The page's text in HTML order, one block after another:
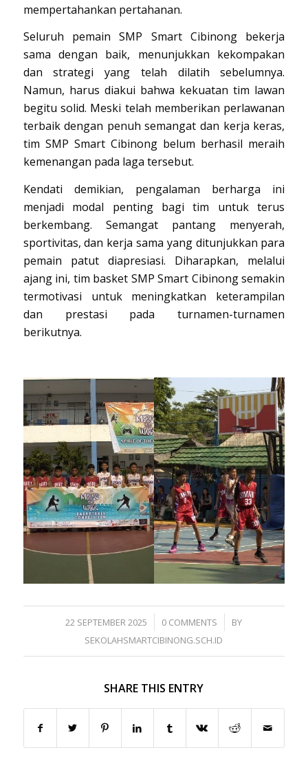
mempertahankan pertahanan.
Seluruh pemain SMP Smart Cibinong bekerja
sama dengan baik, menunjukkan kekompakan
dan strategi yang telah dilatih sebelumnya.
Namun, harus diakui bahwa kekuatan tim lawan
begitu solid. Meski telah memberikan perlawanan
terbaik dengan penuh semangat dan kerja keras,
tim SMP Smart Cibinong belum berhasil meraih
kemenangan pada laga tersebut.
Kendati demikian, pengalaman berharga ini
menjadi modal penting bagi tim untuk terus
berkembang. Semangat pantang menyerah,
sportivitas, dan kerja sama yang ditunjukkan para
pemain patut diapresiasi. Diharapkan, melalui
ajang ini, tim basket SMP Smart Cibinong semakin
termotivasi untuk meningkatkan keterampilan
dan prestasi pada turnamen-turnamen
berikutnya.
22 SEPTEMBER 2025
/ 0 COMMENTS
/
BY
SEKOLAHSMARTCIBINONG.SCH.ID
SHARE THIS ENTRY